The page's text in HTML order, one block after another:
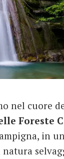
nel cuore
Foreste
in
natura